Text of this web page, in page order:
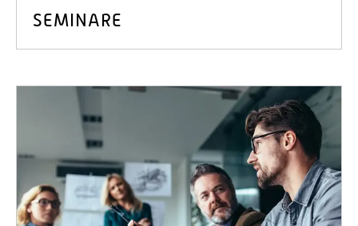
SEMINARE